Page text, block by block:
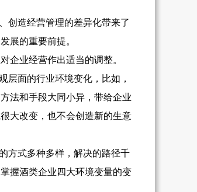
创造经营管理的差异化带来了
展的重要前提。
企业经营作出适当的调整。
层面的行业环境变化，比如，
法和手段大同小异，带给企业
大改变，也不会创造新的生意
方式多种多样，解决的路径千
握酒类企业四大环境变量的变